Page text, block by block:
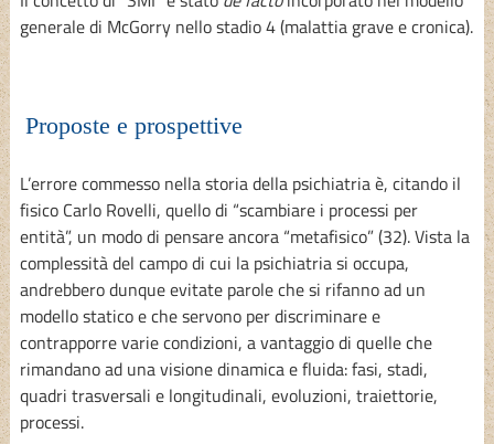
generale di McGorry nello stadio 4 (malattia grave e cronica).
Proposte e prospettive
L’errore commesso nella storia della psichiatria è, citando il
fisico Carlo Rovelli, quello di “scambiare i processi per
entità”, un modo di pensare ancora “metafisico” (32). Vista la
complessità del campo di cui la psichiatria si occupa,
andrebbero dunque evitate parole che si rifanno ad un
modello statico e che servono per discriminare e
contrapporre varie condizioni, a vantaggio di quelle che
rimandano ad una visione dinamica e fluida: fasi, stadi,
quadri trasversali e longitudinali, evoluzioni, traiettorie,
processi.